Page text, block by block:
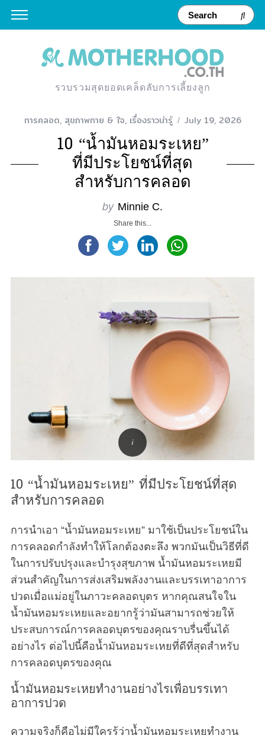
รวบรวมสุดยอดเคล็ดลับการเลี้ยงลูก
การคลอด, สุขภาพกาย & ใจ, เรื่องราวน่ารู้ July 19, 2026
10 “น้ำมันหอมระเหย”
ที่มีประโยชน์ที่สุด
สำหรับการคลอด
by Minnie C.
Share this...
10 “น้ำมันหอมระเหย” ที่มีประโยชน์ที่สุด
สำหรับการคลอด
การนำเอา “น้ำมันหอมระเหย” มาใช้เป็นประโยชน์ใน
การคลอดกำลังทำให้โลกต้องตะลึง พวกมันเป็นวิธีที่ดี
ในการปรับปรุงและบำรุงสุขภาพ น้ำมันหอมระเหยมี
ส่วนสำคัญในการส่งเสริมพลังงานและบรรเทาอาการ
ปวดเมื่อแม่อยู่ในภาวะคลอดบุตร หากคุณสนใจใน
น้ำมันหอมระเหยและอยากรู้ว่ามันสามารถช่วยให้
ประสบการณ์การคลอดบุตรของคุณราบรื่นขึ้นได้
อย่างไร ต่อไปนี้คือน้ำมันหอมระเหยที่ดีที่สุดสำหรับ
การคลอดบุตรของคุณ
น้ำมันหอมระเหยทำงานอย่างไรเพื่อบรรเทา
อาการปวด
ความจริงก็คือไม่มีใครรู้ว่าน้ำมันหอมระเหยทำงาน